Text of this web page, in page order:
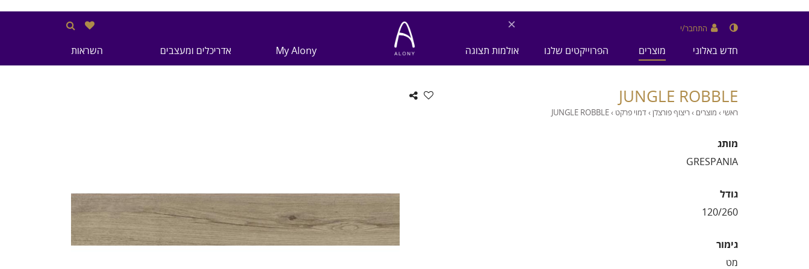
× התחבר/י
חדש באלוני מוצרים הפרוייקטים שלנו אולמות תצוגה My Alony אדריכלים ומעצבים השראות
JUNGLE ROBBLE
ראשי › מוצרים ›ריצוף פורצלן›דמוי פרקט ›
JUNGLE ROBBLE
מותג
GRESPANIA
גודל
גימור